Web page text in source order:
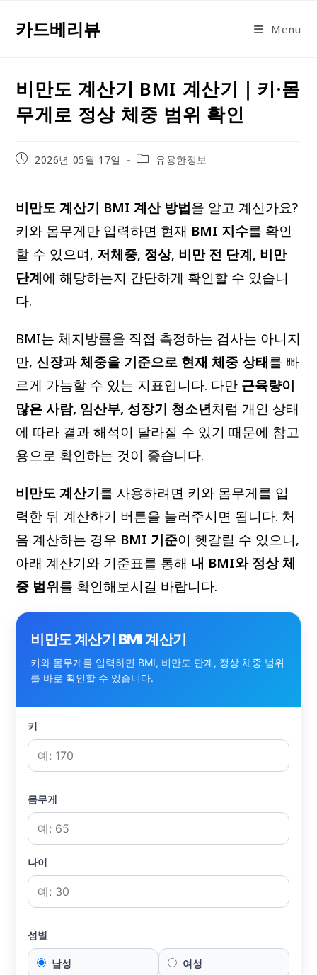
카드베리뷰 Menu
비만도 계산기 BMI 계산기｜키·몸
무게로 정상 체중 범위 확인
Post2026년 05월 17일
Post유용한정보
비만도 계산기 BMI 계산 방법을 알고 계신가요?
키와 몸무게만 입력하면 현재 BMI 지수를 확인
할 수 있으며, 저체중, 정상, 비만 전 단계, 비만
단계에 해당하는지 간단하게 확인할 수 있습니
다.
BMI는 체지방률을 직접 측정하는 검사는 아니지
만,신장과 체중을 기준으로 현재 체중 상태를 빠
르게 가늠할 수 있는 지표입니다. 다만 근육량이
많은 사람, 임산부, 성장기 청소년처럼 개인 상태
에 따라 결과 해석이 달라질 수 있기 때문에 참고
용으로 확인하는 것이 좋습니다.
비만도 계산기를 사용하려면 키와 몸무게를 입
력한 뒤 계산하기 버튼을 눌러주시면 됩니다. 처
음 계산하는 경우 BMI 기준이 헷갈릴 수 있으니,
아래 계산기와 기준표를 통해 내 BMI와 정상 체
중 범위를 확인해보시길 바랍니다.
비만도 계산기 BMI 계산기
키와 몸무게를 입력하면 BMI, 비만도 단계, 정상 체중 범위
를 바로 확인할 수 있습니다.
키
몸무게
나이
성별
남성 여성